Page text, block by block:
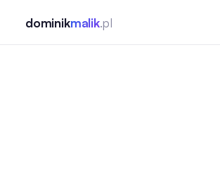
dominikmalik.pl